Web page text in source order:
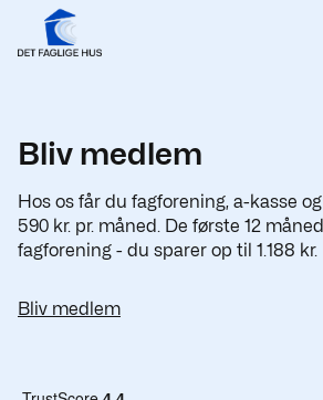
Bliv medlem
Hos os får du fagforening, a-kasse
590 kr. pr. måned. De første 12
fagforening - du sparer op til 1.188 kr.
Bliv medlem